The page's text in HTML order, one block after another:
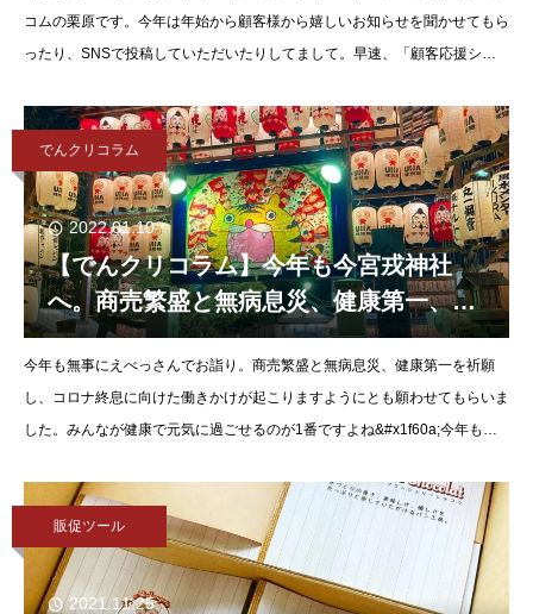
コムの栗原です。今年は年始から顧客様から嬉しいお知らせを聞かせてもら
ったり、SNSで投稿していただいたりしてまして。早速、「顧客応援シェ
でんクリコラム
2022.01.10
【でんクリコラム】今年も今宮戎神社
へ。商売繁盛と無病息災、健康第一、コ
ロナ終息に向けた働きかけが起こります
ように。
今年も無事にえべっさんでお詣り。商売繁盛と無病息災、健康第一を祈願
し、コロナ終息に向けた働きかけが起こりますようにとも願わせてもらいま
した。みんなが健康で元気に過ごせるのが1番ですよね&#x1f60a;今年もさ
販促ツール
2021.11.25